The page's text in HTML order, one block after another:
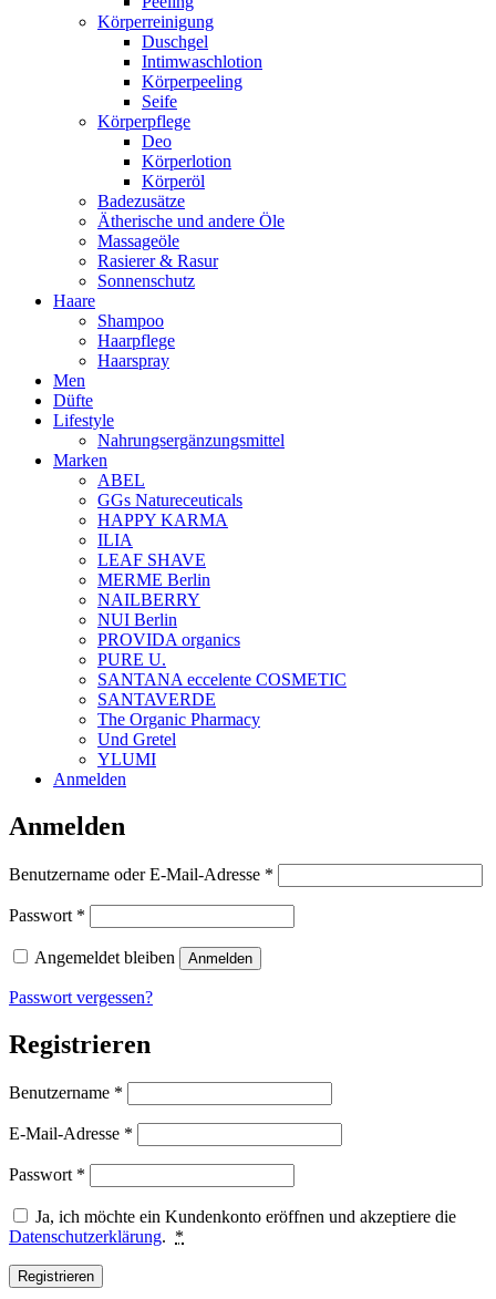
Körperreinigung
Duschgel
Intimwaschlotion
Körperpeeling
Seife
Körperpflege
Deo
Körperlotion
Körperöl
Badezusätze
Ätherische und andere Öle
Massageöle
Rasierer & Rasur
Sonnenschutz
Haare
Shampoo
Haarpflege
Haarspray
Men
Düfte
Lifestyle
Nahrungsergänzungsmittel
Marken
ABEL
GGs Natureceuticals
HAPPY KARMA
ILIA
LEAF SHAVE
MERME Berlin
NAILBERRY
NUI Berlin
PROVIDA organics
PURE U.
SANTANA eccelente COSMETIC
SANTAVERDE
The Organic Pharmacy
Und Gretel
YLUMI
Anmelden
Anmelden
Benutzername oder E-Mail-Adresse *
Passwort *
Angemeldet bleiben Anmelden
Passwort vergessen?
Registrieren
Benutzername *
E-Mail-Adresse *
Passwort *
Ja, ich möchte ein Kundenkonto eröffnen und akzeptiere die
Datenschutzerklärung. *
Registrieren